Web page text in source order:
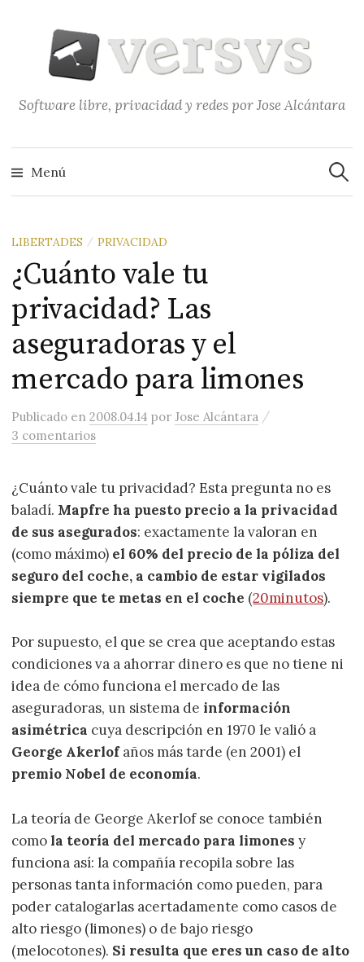
contenido
Software libre, privacidad y redes por Jose Alcántara
Menú
LIBERTADES / PRIVACIDAD
¿Cuánto vale tu
privacidad? Las
aseguradoras y el
mercado para limones
Publicado en2008.04.14 porJose Alcántara /
3 comentarios
¿Cuánto vale tu privacidad? Esta pregunta no es
baladí. Mapfre ha puesto precio a la privacidad
de sus asegurados: exactamente la valoran en
(como máximo) el 60% del precio de la póliza del
seguro del coche, a cambio de estar vigilados
siempre que te metas en el coche (20minutos).
Por supuesto, el que se crea que aceptando estas
condiciones va a ahorrar dinero es que no tiene ni
idea de cómo funciona el mercado de las
aseguradoras, un sistema deinformación
asimétrica cuya descripción en 1970 le valió a
George Akerlofaños más tarde (en 2001) el
premio Nobel de economía.
La teoría de George Akerlof se conoce también
como la teoría del mercado para limones y
funciona así: la compañía recopila sobre las
personas tanta información como pueden, para
poder catalogarlas acertadamente como casos de
alto riesgo (limones) o de bajo riesgo
(melocotones). Si resulta que eres un caso de alto